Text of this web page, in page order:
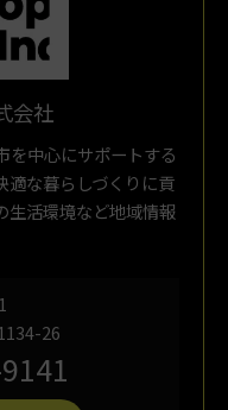
会社
を中心にサポートする
適な暮らしづくりに貢
生活環境など地域情報
26